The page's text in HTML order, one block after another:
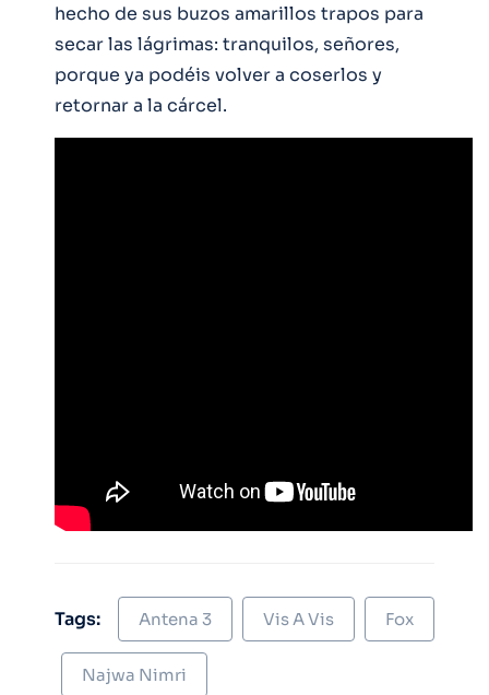
hecho de sus buzos amarillos trapos para
secar las lágrimas: tranquilos, señores,
porque ya podéis volver a coserlos y
retornar a la cárcel.
Tags: Antena 3 Vis A Vis Fox
Najwa Nimri